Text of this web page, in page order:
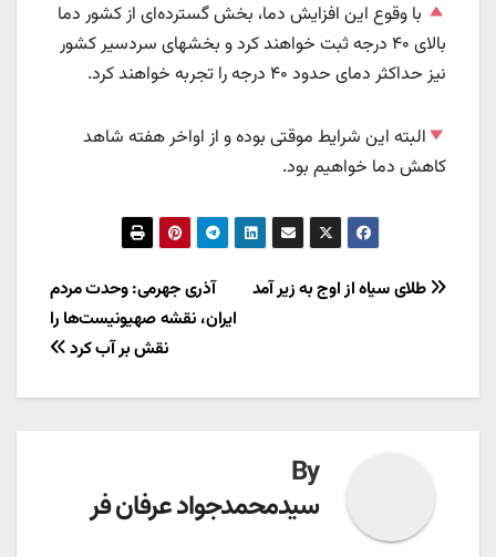
با وقوع این افزایش دما، بخش گسترده‌ای از کشور دما
بالای ۴۰ درجه ثبت خواهند کرد و بخشهای سردسیر کشور
نیز حداکثر دمای حدود ۴۰ درجه را تجربه خواهند کرد.
البته این شرایط موقتی بوده و از اواخر هفته شاهد
کاهش دما خواهیم بود.
راهبری
آذری جهرمی: وحدت مردم
ایران، نقشه صهیونیست‌ها را
نقش بر آب کرد
طلای سیاه از اوج به زیر آمد
By
سیدمحمدجواد عرفان فر